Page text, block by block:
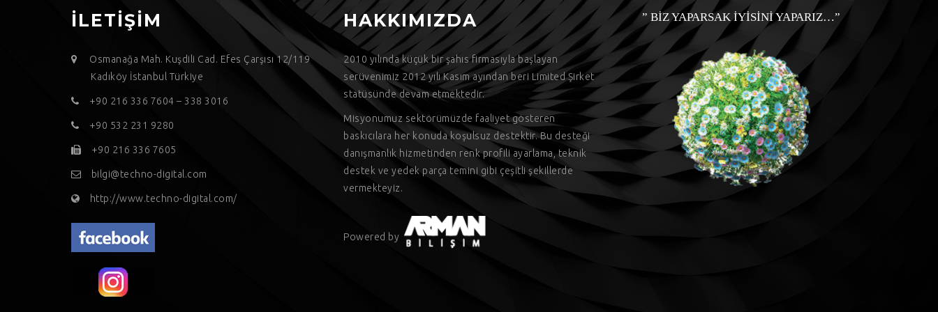
İLETİŞİM
Osmanağa Mah. Kuşdili Cad. Efes Çarşısı 12/119
Kadıköy İstanbul Türkiye
+90 216 336 7604 – 338 3016
+90 532 231 9280
+90 216 336 7605
bilgi@techno-digital.com
http://www.techno-digital.com/
HAKKIMIZDA
2010 yılında küçük bir şahıs firmasıyla başlayan
serüvenimiz 2012 yılı Kasım ayından beri Limited Şirket
statüsünde devam etmektedir.
Misyonumuz sektörümüzde faaliyet gösteren
baskıcılara her konuda koşulsuz destektir. Bu desteği
danışmanlık hizmetinden renk profili ayarlama, teknik
destek ve yedek parça temini gibi çeşitli şekillerde
vermekteyiz.
Powered by
” BİZ YAPARSAK İYİSİNİ YAPARIZ…”